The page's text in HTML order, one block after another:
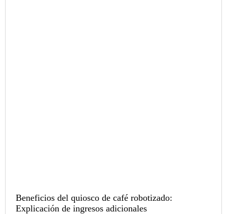
Beneficios del quiosco de café robotizado:
Explicación de ingresos adicionales